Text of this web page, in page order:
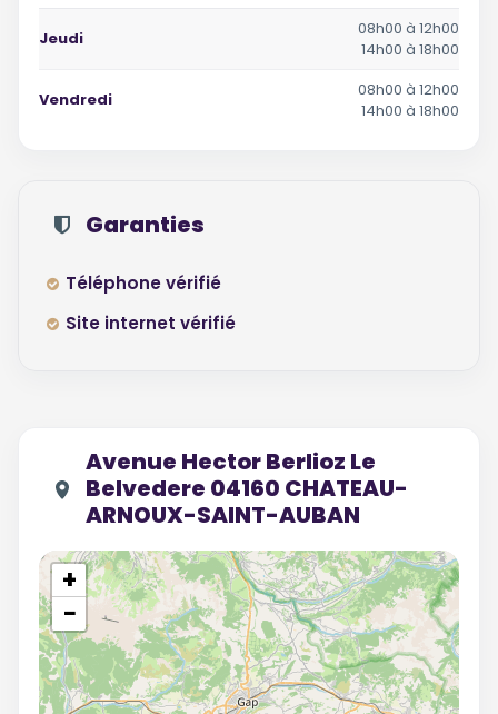
Jeudi
08h00 à 12h00
14h00 à 18h00
Vendredi
08h00 à 12h00
14h00 à 18h00
Garanties
Téléphone vérifié
Site internet vérifié
Avenue Hector Berlioz Le
Belvedere 04160 CHATEAU-
ARNOUX-SAINT-AUBAN
+
−